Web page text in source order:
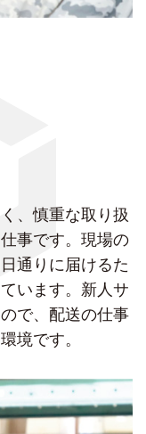
、慎重な取り扱
事です。現場の
通りに届けるた
います。新人サ
で、配送の仕事
境です。